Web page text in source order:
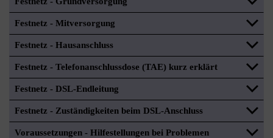
Festnetz - Mitversorgung
Festnetz - Hausanschluss
Festnetz - Telefonanschlussdose (TAE) kurz erklärt
Festnetz - DSL-Endleitung
Festnetz - Zuständigkeiten beim DSL-Anschluss
Voraussetzungen - Hilfestellungen bei Problemen